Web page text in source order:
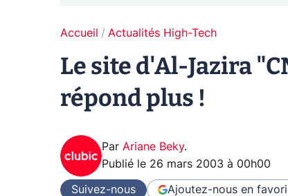
Accueil Actualités High-Tech
Le site d'Al-Jazira
répond plus !
Par Ariane Beky.
Publié le 26 mars 2003 à 00h00
Suivez-nous Ajoutez-nous en favori